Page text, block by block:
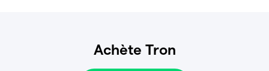
Achète Tron